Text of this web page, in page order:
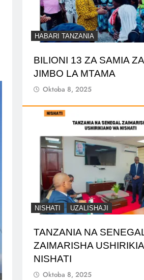
HABARI TANZANIA
BILIONI 13 ZA SAMIA
JIMBO LA MTAMA
Oktoba 8, 2025
NISHATI UZALISHAJI
TANZANIA NA
ZAIMARISHA
NISHATI
Oktoba 8, 2025